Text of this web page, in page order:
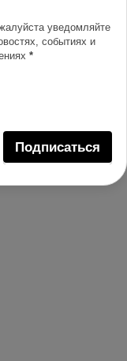
уведомляйте
событиях и
*
Подписаться